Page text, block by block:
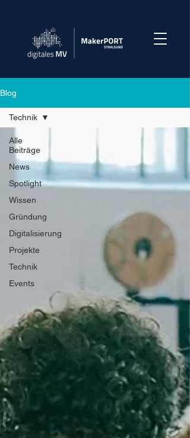
Blog
Alle
Beiträge
News
Spotlight
Wissen
Gründung
Digitalisierung
Projekte
Technik
Events
Technik